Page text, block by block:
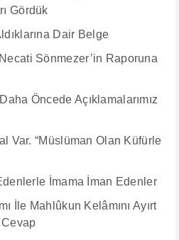
Gördük
Dair Belge
Sönmezer’in Raporuna
Öncede Açıklamalarımız
Var. “Müslüman Olan Küfürle
İmama İman Edenler
İle Mahlûkun Kelâmını Ayırt